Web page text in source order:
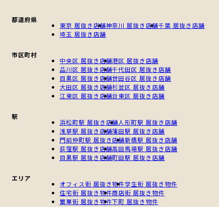
都道府県
東京 居抜き店舗神奈川 居抜き店舗千葉 居抜き店舗
埼玉 居抜き店舗
市区町村
中央区 居抜き店舗港区 居抜き店舗
品川区 居抜き店舗千代田区 居抜き店舗
目黒区 居抜き店舗世田谷区 居抜き店舗
大田区 居抜き店舗杉並区 居抜き店舗
江東区 居抜き店舗台東区 居抜き店舗
駅
浜松町駅 居抜き店舗人形町駅 居抜き店舗
浅草駅 居抜き店舗蒲田駅 居抜き店舗
門前仲町駅 居抜き店舗新橋駅 居抜き店舗
荻窪駅 居抜き店舗高田馬場駅 居抜き店舗
目黒駅 居抜き店舗町田駅 居抜き店舗
エリア
オフィス街 居抜き物件学生街 居抜き物件
住宅街 居抜き物件商店街 居抜き物件
繁華街 居抜き物件下町 居抜き物件